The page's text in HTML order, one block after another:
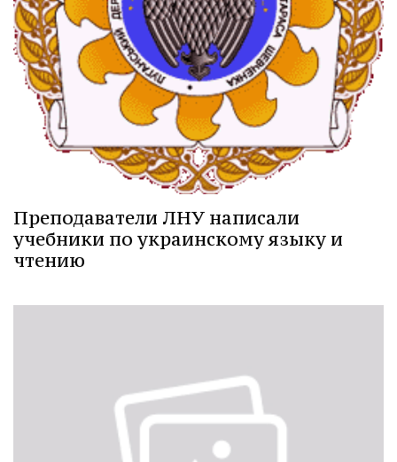
Преподаватели ЛНУ написали
учебники по украинскому языку и
чтению